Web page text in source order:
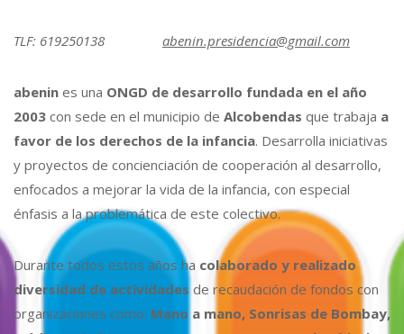
TLF: 619250138 abenin.presidencia@gmail.com
abenin es una ONGD de desarrollo fundada en el año
2003 con sede en el municipio de Alcobendas que trabaja a
favor de los derechos de la infancia. Desarrolla iniciativas
y proyectos de concienciación de cooperación al desarrollo,
enfocados a mejorar la vida de la infancia, con especial
énfasis a la problemática de este colectivo.
Durante todos estos años ha colaborado y realizado
diversidad de actividades de recaudación de fondos con
organizaciones como: Mano a mano, Sonrisas de Bombay,